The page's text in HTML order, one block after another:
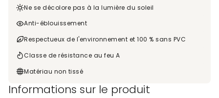
Ne se décolore pas à la lumière du soleil
Anti-éblouissement
Respectueux de l'environnement et 100 % sans PVC
Classe de résistance au feu A
Matériau non tissé
Informations sur le produit